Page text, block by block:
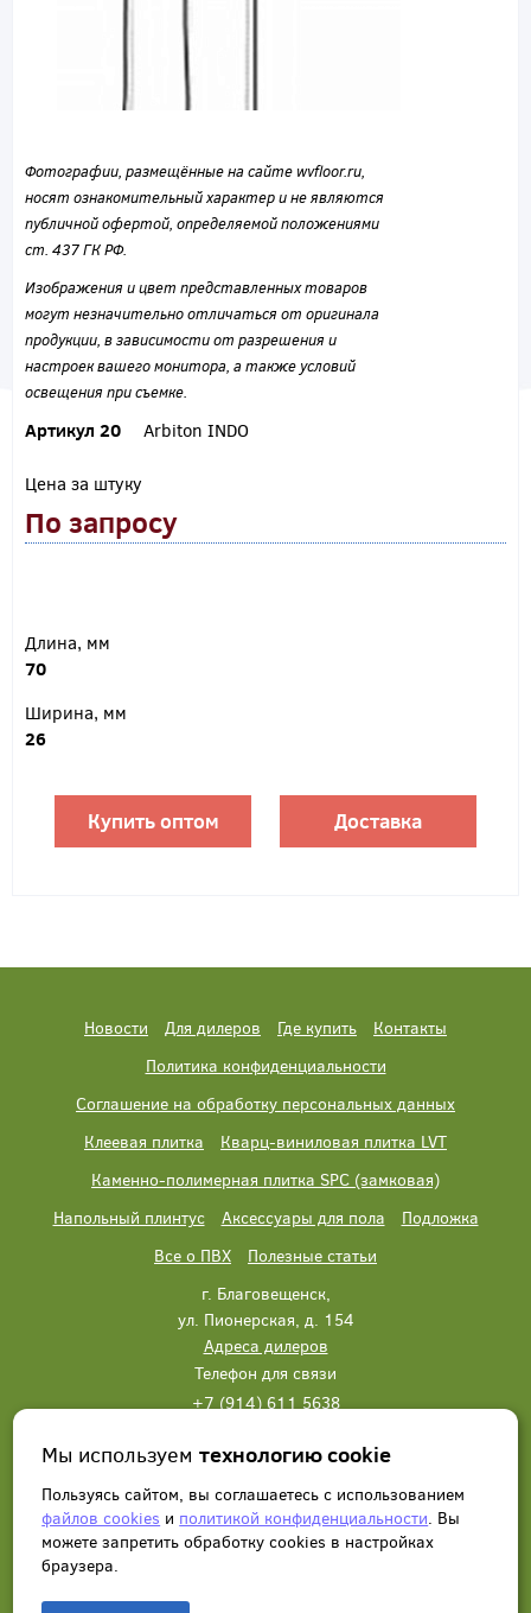
Фотографии, размещённые на сайте wvfloor.ru,
носят ознакомительный характер и не являются
публичной офертой, определяемой положениями
ст. 437 ГК РФ.
Изображения и цвет представленных товаров
могут незначительно отличаться от оригинала
продукции, в зависимости от разрешения и
настроек вашего монитора, а также условий
освещения при съемке.
Артикул 20 Arbiton INDO
Цена за штуку
По запросу
Длина, мм
70
Ширина, мм
26
Купить оптом Доставка
Новости Для дилеров Где купить
Контакты
Политика конфиденциальности
Соглашение на обработку персональных данных
Клеевая плитка
Кварц-виниловая плитка LVT
Каменно-полимерная плитка SPC (замковая)
Напольный плинтус
Аксессуары для пола
Подложка
Все о ПВХ
Полезные статьи
г. Благовещенск,
ул. Пионерская, д. 154
Адреса дилеров
Телефон для связи
+7 (914) 611 5638
Написать нам Заказать звонок
Мы используемтехнологию cookie
Пользуясь сайтом, вы соглашаетесь с использованием
файлов cookies и политикой конфиденциальности. Вы
можете запретить обработку сookies в настройках
браузера.